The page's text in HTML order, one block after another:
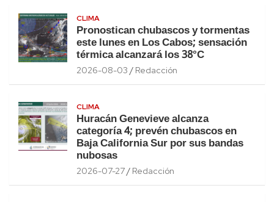
CLIMA
Pronostican chubascos y tormentas
este lunes en Los Cabos; sensación
térmica alcanzará los 38°C
2026-08-03 Redacción
CLIMA
Huracán Genevieve alcanza
categoría 4; prevén chubascos en
Baja California Sur por sus bandas
nubosas
2026-07-27 Redacción